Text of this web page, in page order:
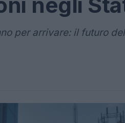
per arrivare: il futuro